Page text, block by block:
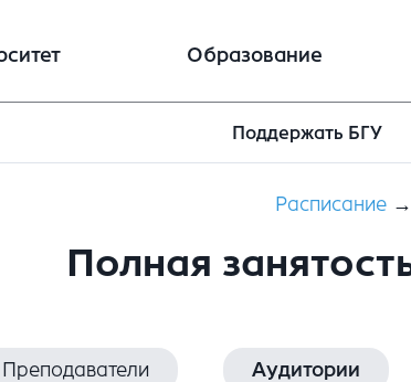
Образование
Поддержать БГУ
Расписание→
Полная
Преподаватели Аудитории